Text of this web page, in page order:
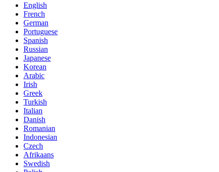
English
French
German
Portuguese
Spanish
Russian
Japanese
Korean
Arabic
Irish
Greek
Turkish
Italian
Danish
Romanian
Indonesian
Czech
Afrikaans
Swedish